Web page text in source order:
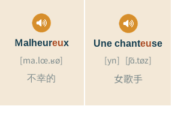
Ｍalheureux Une chanteuse
[ma.lœ.ʁø] [yn] [ʃɑ̃.tøz]
不幸的 女歌手